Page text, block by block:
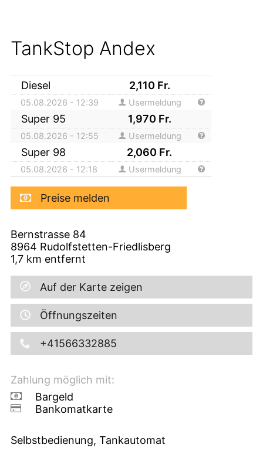
TankStop Andex
Diesel 2,110 Fr.
05.08.2026 - 12:39 Usermeldung
Super 95 1,970 Fr.
05.08.2026 - 12:55 Usermeldung
Super 98 2,060 Fr.
05.08.2026 - 12:18 Usermeldung
Preise melden
Bernstrasse 84
8964 Rudolfstetten-Friedlisberg
1,7 km entfernt
Auf der Karte zeigen
Öffnungszeiten
+41566332885
Zahlung möglich mit:
Bargeld
Bankomatkarte
Selbstbedienung, Tankautomat